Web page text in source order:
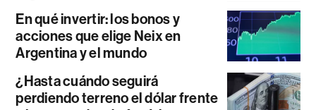
En qué invertir: los bonos y
acciones que elige Neix en
Argentina y el mundo
¿Hasta cuándo seguirá
perdiendo terreno el dólar frente